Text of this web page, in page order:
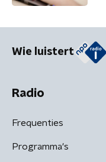
Wie luistert
Radio
Frequenties
Programma's